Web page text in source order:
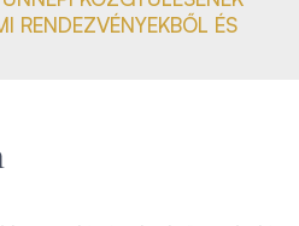
RENDEZVÉNYEKBŐL ÉS